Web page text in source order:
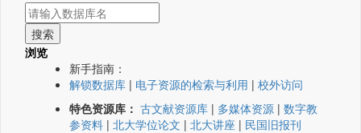
浏览
新手指南：
解锁数据库 | 电子资源的检索与利用 | 校外访问
特色资源库： 古文献资源库 | 多媒体资源 | 数字教
参资料 | 北大学位论文 | 北大讲座 | 民国旧报刊